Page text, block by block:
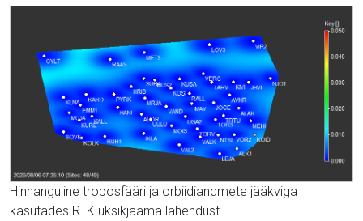
Hinnanguline troposfääri ja orbiidiandmete jääkviga
kasutades RTK üksikjaama lahendust